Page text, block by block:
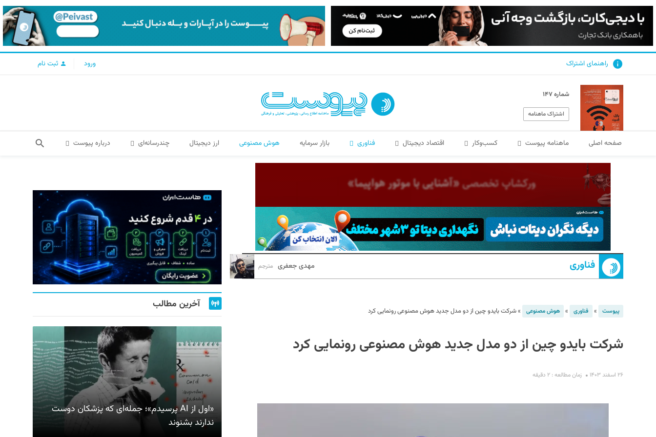
راهنمای اشتراک ورود ثبت نام
شماره ۱۴۷
اشتراک ماهنامه
صفحه اصلی ماهنامه پیوست کسب‌و‌کار اقتصاد دیجیتال فناوری بازار سرمایه هوش مصنوعی ارز دیجیتال چندرسانه‌ای درباره پیوست
فناوری مهدی جعفری مترجم
پیوست » فناوری » هوش مصنوعی »شرکت بایدو چین از دو مدل جدید هوش مصنوعی رونمایی کرد
شرکت بایدو چین از دو مدل جدید هوش مصنوعی رونمایی کرد
۲۶ اسفند ۱۴۰۳ زمان مطالعه : ۲ دقیقه
آخرین مطالب
«اول از AI پرسیدم»؛ جمله‌ای که پزشکان دوست
ندارند بشنوند